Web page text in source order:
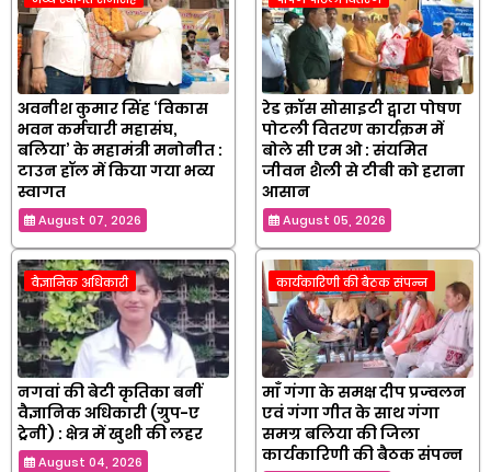
अवनीश कुमार सिंह ‘विकास
भवन कर्मचारी महासंघ,
बलिया’ के महामंत्री मनोनीत :
टाउन हॉल में किया गया भव्य
स्वागत
August 07, 2026
रेड क्रॉस सोसाइटी द्वारा पोषण
पोटली वितरण कार्यक्रम में
बोले सी एम ओ : संयमित
जीवन शैली से टीबी को हराना
आसान
August 05, 2026
वैज्ञानिक अधिकारी
नगवां की बेटी कृतिका बनीं
वैज्ञानिक अधिकारी (ग्रुप-ए
ट्रेनी) : क्षेत्र में खुशी की लहर
August 04, 2026
कार्यकारिणी की बैठक संपन्न
माँ गंगा के समक्ष दीप प्रज्वलन
एवं गंगा गीत के साथ गंगा
समग्र बलिया की जिला
कार्यकारिणी की बैठक संपन्न